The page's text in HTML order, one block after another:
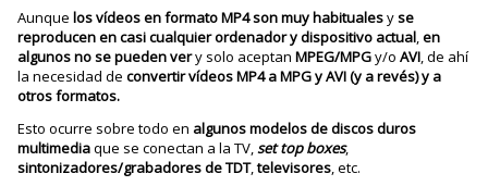
Aunquelos vídeos en formato MP4 son muy habitualesyse
reproducen en casi cualquier ordenador y dispositivo actual ,en
algunos no se pueden very solo aceptanMPEG/MPGy/oAVI , de ahí
la necesidad de convertir vídeos MP4 a MPG y AVI (y a revés) y a
otros formatos.
Esto ocurre sobre todo en algunos modelos de discos duros
multimediaque se conectan a la TV, set top boxes,
sintonizadores/grabadores de TDT,televisores , etc.